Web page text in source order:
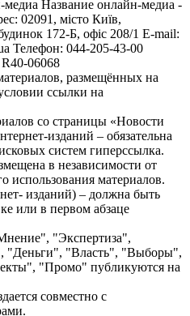
медиа Название онлайн-медиа -
02091, місто Київ,
172-Б, офіс 208/1 E-mail:
Телефон: 044-205-43-00
06068
размещённых на
ссылки на
со страницы «Новости
изданий – обязательна
систем гиперссылка.
в независимости от
использования материалов.
изданий) – должна быть
или в первом абзаце
"Экспертиза",
"Деньги", "Власть", "Выборы",
"Промо" публикуются на
совместно с